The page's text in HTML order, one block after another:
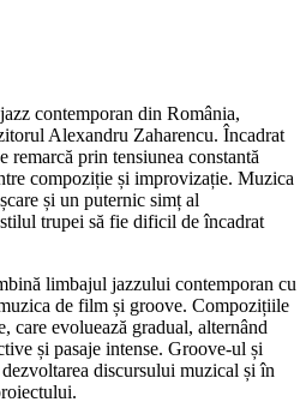
contemporan din România,
Alexandru Zaharencu. Încadrat
remarcă prin tensiunea constantă
compoziție și improvizație. Muzica
și un puternic simț al
trupei să fie dificil de încadrat
limbajul jazzului contemporan cu
de film și groove. Compozițiile
care evoluează gradual, alternând
și pasaje intense. Groove-ul și
discursului muzical și în